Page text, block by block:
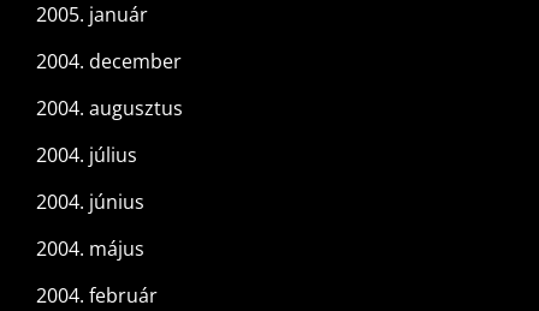
2005. január
2004. december
2004. augusztus
2004. július
2004. június
2004. május
2004. február